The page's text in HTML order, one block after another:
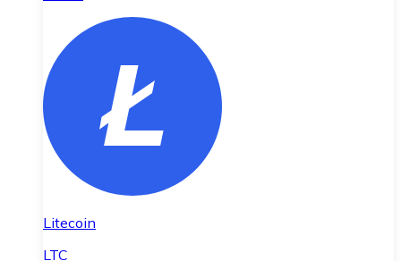
Litecoin
LTC